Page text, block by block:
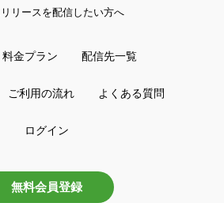
リースを配信したい方へ
料金プラン 配信先一覧
ご利用の流れ よくある質問
ログイン
無料会員登録